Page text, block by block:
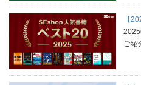
【
ご紹